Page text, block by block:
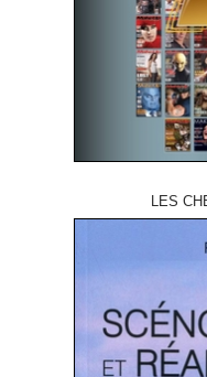
LES